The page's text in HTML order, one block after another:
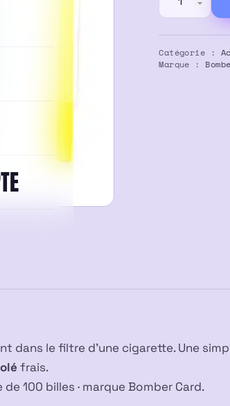
de
Chlorophylle
Catégorie :
Marque :
dans le filtre d’une cigarette. Une
frais.
100 billes · marque Bomber Card.